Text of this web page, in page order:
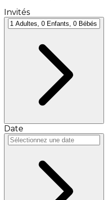
Invités
Date